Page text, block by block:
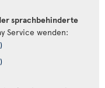
sprachbehinderte
Service wenden: